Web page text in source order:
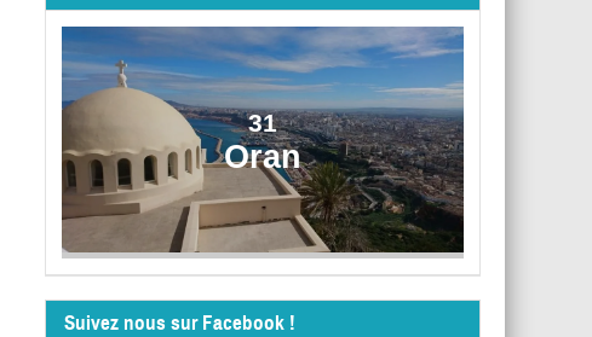
31
Oran
Suivez nous sur Facebook !